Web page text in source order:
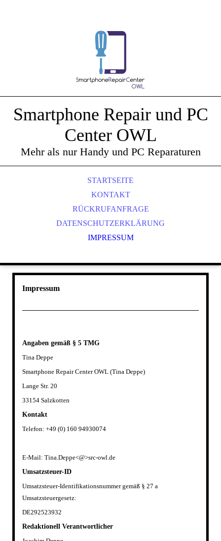
Smartphone Repair und PC
Center OWL
Mehr als nur Handy und PC Reparaturen
STARTSEITE
KONTAKT
RÜCKRUFANFRAGE
DATENSCHUTZERKLÄRUNG
IMPRESSUM
Impressum
Angaben gemäß§ 5 TMG
Tina Deppe
Smartphone Repair Center OWL (Tina Deppe)
Lange Str. 20
33154 Salzkotten
Kontakt
Telefon: +49 (0) 160 94930074
E-Mail: Tina.Deppe<@>src-owl.de
Umsatzsteuer-ID
Umsatzsteuer-Identifikationsnummer gemäß § 27 a
Umsatzsteuergesetz:
DE292523932
Redaktionell Verantwortlicher